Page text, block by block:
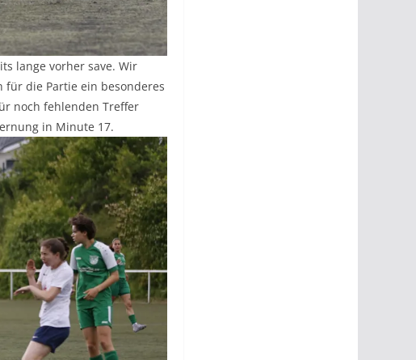
lange vorher save. Wir
für die Partie ein besonderes
noch fehlenden Treffer
in Minute 17.